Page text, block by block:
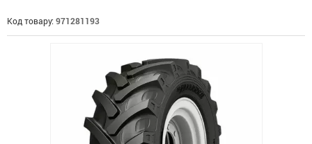
Код товару: 971281193